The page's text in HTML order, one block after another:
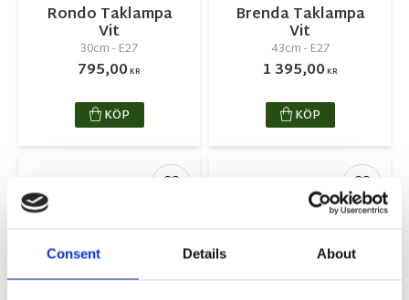
Consent Details About
Rondo Taklampa
Vit
30cm - E27
795,00KR
KÖP
Brenda Taklampa
Vit
43cm - E27
1 395,00KR
KÖP
Lägg